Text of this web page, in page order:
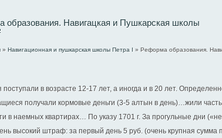
образования. Навигацкая и Пушкарская школы
» Навигационная и пушкарская школы Петра І » Реформа образования.
в возрасте 12-17 лет, а иногда и в 20 лет.
получали кормовые деньги (3-5 алтын в день)…жили
в наемных квартирах… По указу 1701 г. За прогульные дни
высокий штраф: за первый день 5 руб. (очень крупная сумма